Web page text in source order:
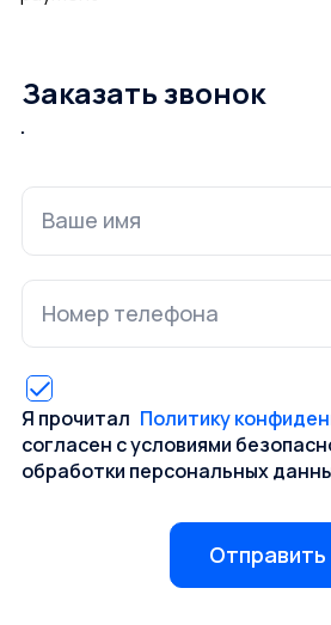
Заказать звонок
Я прочитал Политику
согласен с условиями
обработки персональных
Отправить